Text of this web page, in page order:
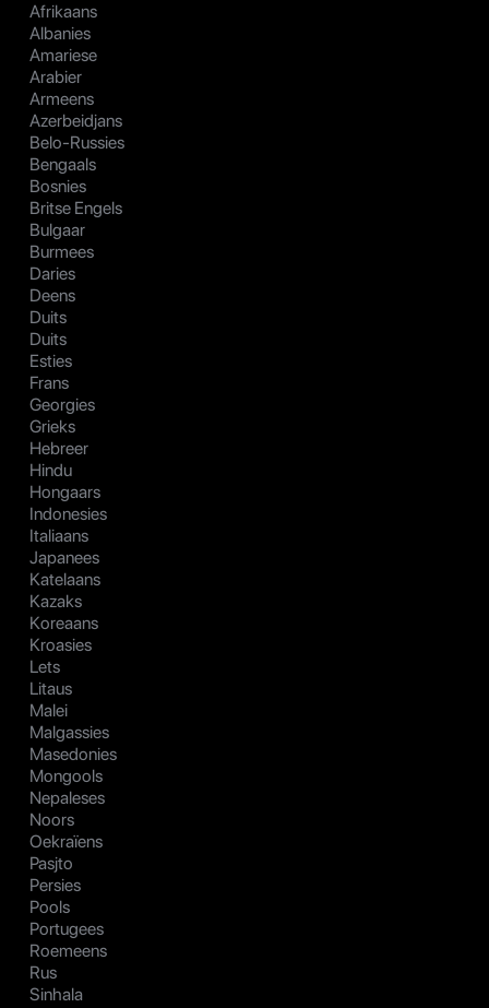
Afrikaans
Albanies
Amariese
Arabier
Armeens
Azerbeidjans
Belo-Russies
Bengaals
Bosnies
Britse Engels
Bulgaar
Burmees
Daries
Deens
Duits
Duits
Esties
Frans
Georgies
Grieks
Hebreer
Hindu
Hongaars
Indonesies
Italiaans
Japanees
Katelaans
Kazaks
Koreaans
Kroasies
Lets
Litaus
Malei
Malgassies
Masedonies
Mongools
Nepaleses
Noors
Oekraïens
Pasjto
Persies
Pools
Portugees
Roemeens
Rus
Sinhala